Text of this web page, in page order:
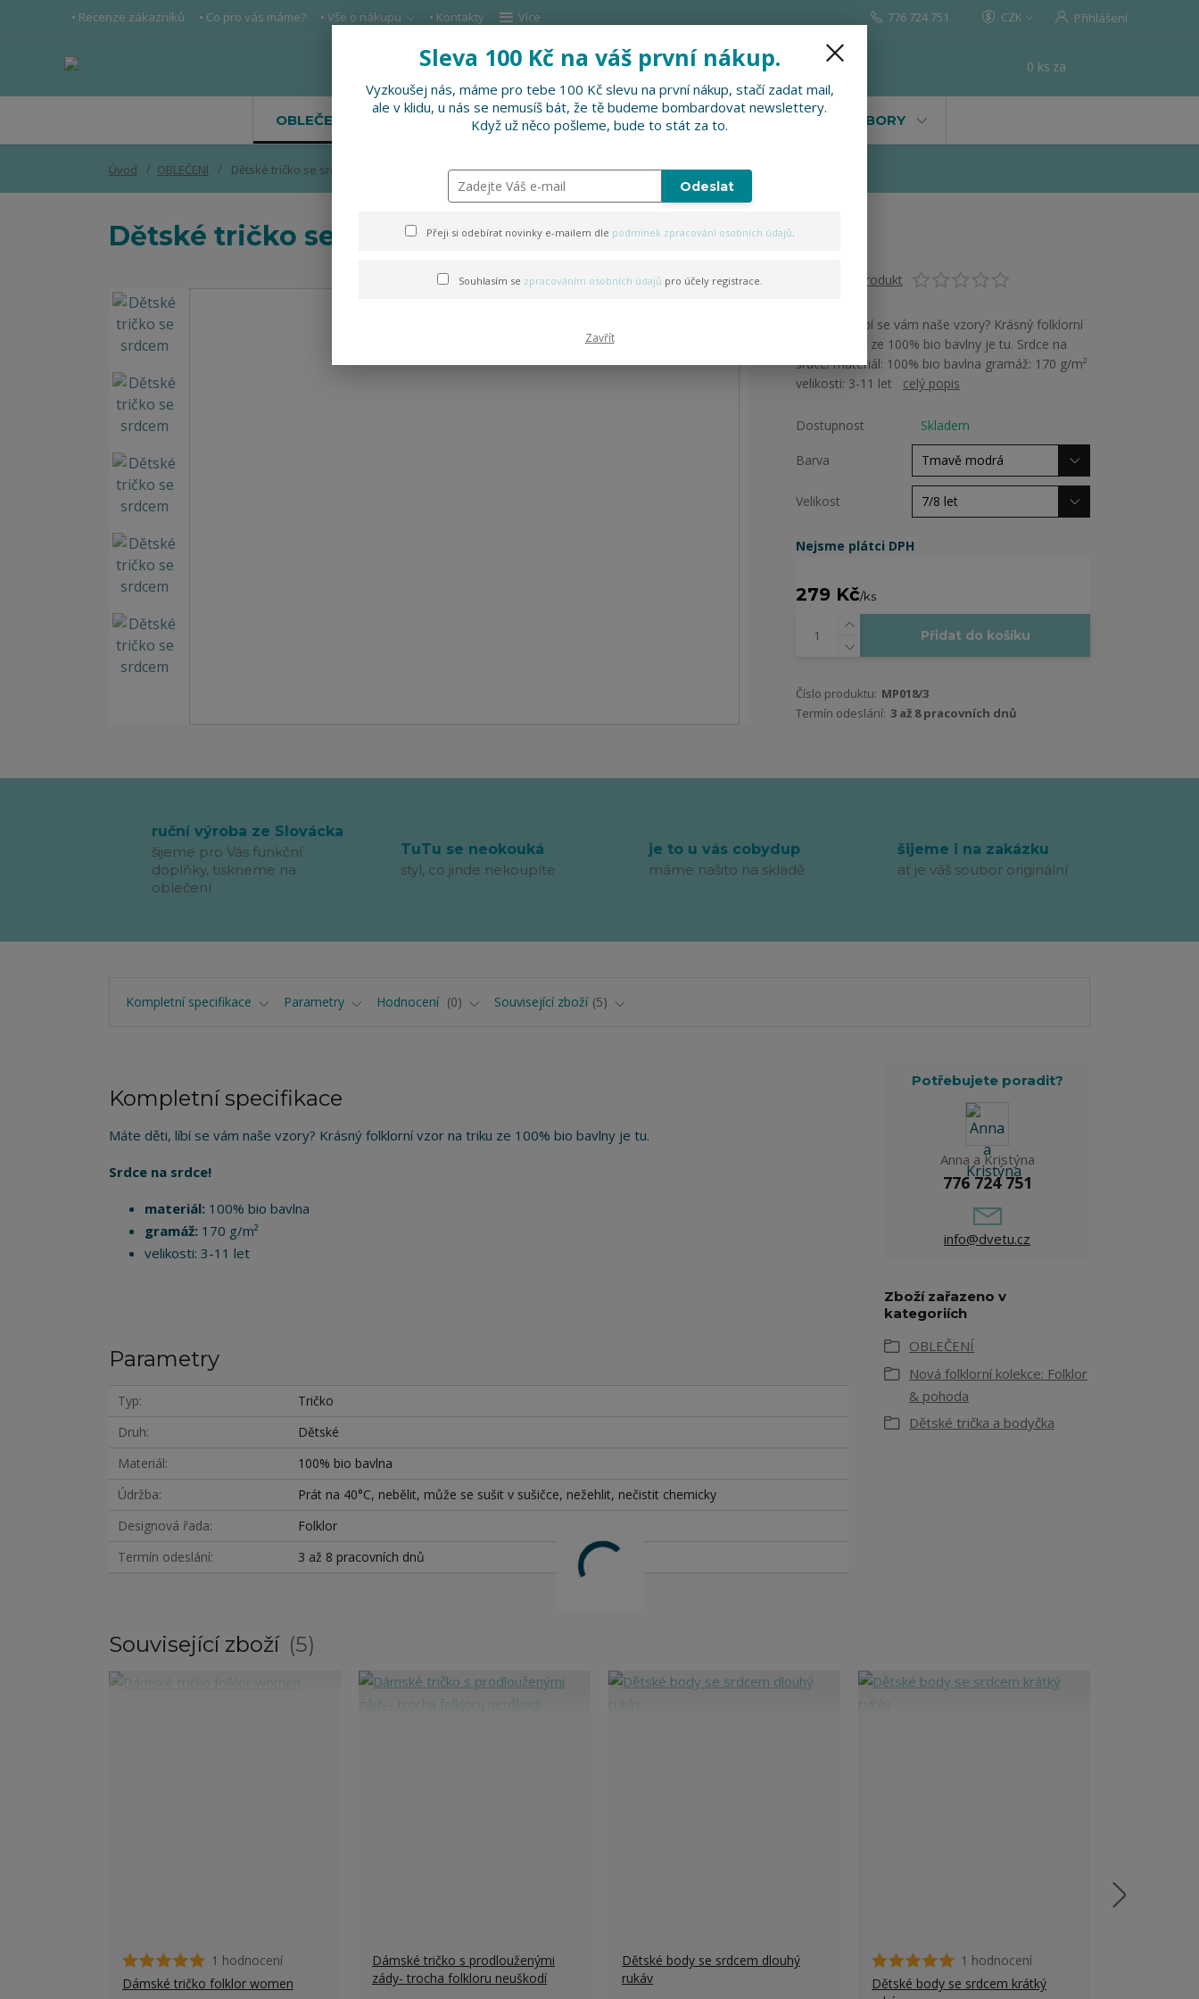
• Recenze zákazníků • Co pro vás máme? • Vše o nákupu • Kontakty Více CZK Přihlášení
Hledat
776 724 751
0 ks za
OBLEČENÍ DOPLŇKY SLEVNĚNO PRO FIRMY, FESTIVALY, SOUBORY
Úvod OBLEČENÍ Dětské tričko se srdcem
Dětské tričko se srdcem
Ohodnotit produkt
Máte děti, líbí se vám naše vzory? Krásný folklorní
vzor na triku ze 100% bio bavlny je tu. Srdce na
srdce! materiál: 100% bio bavlna gramáž: 170 g/m²
velikosti: 3-11 let celý popis
Dostupnost Skladem
Barva
Velikost
Nejsme plátci DPH
279 Kč/ks
Přidat do košíku
Číslo produktu: MP018/3
Termín odeslání: 3 až 8 pracovních dnů
ruční výroba ze Slovácka
šijeme pro Vás funkční
doplňky, tiskneme na
oblečení
TuTu se neokouká
styl, co jinde nekoupíte
je to u vás cobydup
máme našito na skladě
šijeme i na zakázku
ať je váš soubor originální
Kompletní specifikace Parametry Hodnocení 0 Související zboží 5
Kompletní specifikace
Máte děti, líbí se vám naše vzory? Krásný folklorní vzor na triku ze 100% bio bavlny je tu.
Srdce na srdce!
materiál: 100% bio bavlna
gramáž: 170 g/m²
velikosti: 3-11 let
Parametry
Typ
Tričko
Druh
Dětské
Materiál
100% bio bavlna
Údržba
Prát na 40°C, nebělit, může se sušit v sušičce, nežehlit, nečistit chemicky
Designová řada
Folklor
Termín odeslání
3 až 8 pracovních dnů
Potřebujete poradit?
Anna a Kristýna
776 724 751
info@dvetu.cz
Zboží zařazeno v
kategoriích
OBLEČENÍ
Nová folklorní kolekce: Folklor
& pohoda
Dětské trička a bodyčka
Související zboží 5
1 hodnocení
Dámské tričko folklor women
Dámské tričko s prodlouženými
zády- trocha folkloru neuškodí
Dětské body se srdcem dlouhý
rukáv
1 hodnocení
Dětské body se srdcem krátký
Sleva 100 Kč na váš první nákup.
Vyzkoušej nás, máme pro tebe 100 Kč slevu na první nákup, stačí zadat mail,
ale v klidu, u nás se nemusíš bát, že tě budeme bombardovat newslettery.
Když už něco pošleme, bude to stát za to.
Odeslat
Přeji si odebírat novinky e-mailem dle podmínek zpracování osobních údajů.
Souhlasím se zpracováním osobních údajů pro účely registrace.
Zavřít